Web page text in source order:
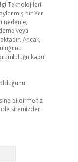
Teknolojileri
bir Yer
nedenle,
veya
Ancak,
kabul
bildirmeniz
sitemizden